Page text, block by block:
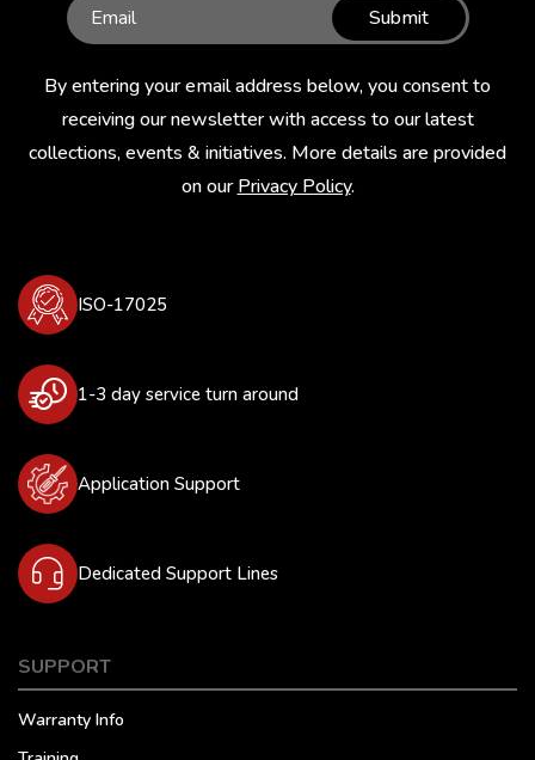
Submit
By entering your email address below, you consent to
receiving our newsletter with access to our latest
collections, events & initiatives. More details are provided
on ourPrivacy Policy.
ISO-17025
1-3 day service turn around
Application Support
Dedicated Support Lines
SUPPORT
Warranty Info